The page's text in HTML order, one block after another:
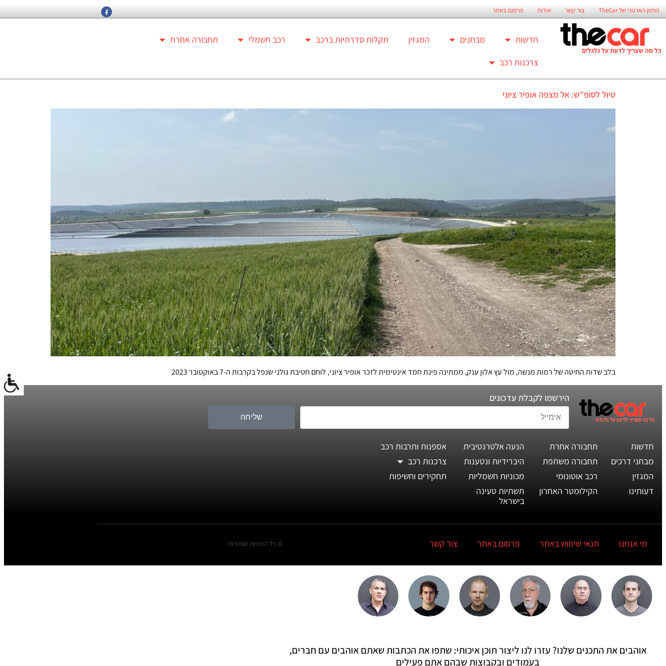
החזון הארגוני של TheCar צור קשר אודות פרסום באתר
חדשות מבחנים המגזין תקלות סדרתיות ברכב רכב חשמלי
תחבורה אחרת
צרכנות רכב
טיול לסופ"ש: אל מצפה אופיר ציוני
בלב שדות החיטה של רמות מנשה, מול עץ אלון ענק, ממתינה פינת חמד אינטימית לזכר אופיר ציוני, לוחם חטיבת גולני שנפל בקרבות ה-7 באוקטובר 2023
הירשמו לקבלת עדכונים
שליחה
חדשות
מבחני דרכים
המגזין
דעותינו
תחבורה אחרת
תחבורה משתפת
רכב אוטונומי
הקילומטר האחרון
הנעה אלטרנטיבית
היברידיות ונטענות
מכוניות חשמליות
תשתיות טעינה
בישראל
אספנות ותרבות רכב
צרכנות רכב
תחקירים וחשיפות
מי אנחנו תנאי שימוש באתר פרסום באתר צור קשר © כל הזכויות שומורות
אוהבים את התכנים שלנו? עזרו לנו ליצור תוכן איכותי: שתפו את הכתבות שאתם אוהבים עם חברים,
בעמודים ובקבוצות שבהם אתם פעילים